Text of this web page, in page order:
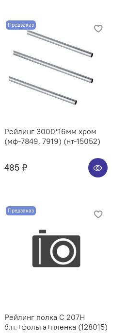
Предзаказ
Рейлинг 3000*16мм хром
(мф-7849, 7919) (нт-15052)
485 ₽
Предзаказ
Рейлинг полка C 207H
б.п.+фольга+пленка (128015)